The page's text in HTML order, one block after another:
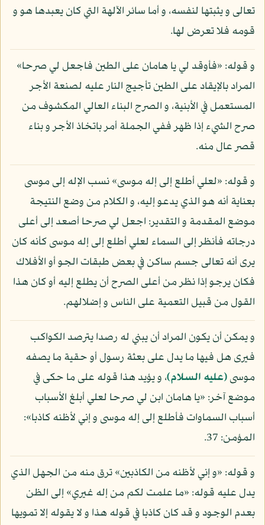
تعالى و يثبتها لنفسه، و أما سائر الآلهة التي كان يعبدها هو و
قومه فلا تعرض لها.
و قوله: «فأوقد لي يا هامان على الطين فاجعل لي صرحا»
المراد بالإيقاد على الطين تأجيج النار عليه لصنعة الأجر
المستعمل في الأبنية، و الصرح البناء العالي المكشوف من
صرح الشيء إذا ظهر ففي الجملة أمر باتخاذ الأجر و بناء
قصر عال منه.
و قوله: «لعلي أطلع إلى إله موسى» نسب الإله إلى موسى
بعناية أنه هو الذي يدعو إليه، و الكلام من وضع النتيجة
موضع المقدمة و التقدير: اجعل لي صرحا أصعد إلى أعلى
درجاته فأنظر إلى السماء لعلي أطلع إلى إله موسى كأنه كان
يرى أنه تعالى جسم ساكن في بعض طبقات الجو أو الأفلاك
فكان يرجو إذا نظر من أعلى الصرح أن يطلع إليه أو كان هذا
القول من قبيل التعمية على الناس و إضلالهم.
و يمكن أن يكون المراد أن يبني له رصدا يترصد الكواكب
فيرى هل فيها ما يدل على بعثة رسول أو حقية ما يصفه
موسى(عليه السلام)، و يؤيد هذا قوله على ما حكى في
موضع آخر: «يا هامان ابن لي صرحا لعلي أبلغ الأسباب
أسباب السماوات فأطلع إلى إله موسى و إني لأظنه كاذبا»:
المؤمن: 37.
و قوله: «و إني لأظنه من الكاذبين» ترق منه من الجهل الذي
يدل عليه قوله: «ما علمت لكم من إله غيري» إلى الظن
بعدم الوجود و قد كان كاذبا في قوله هذا و لا يقوله إلا تمويها